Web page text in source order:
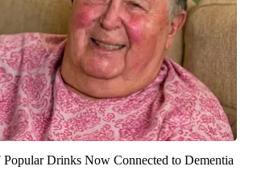
Drinks Now Connected to Dementia